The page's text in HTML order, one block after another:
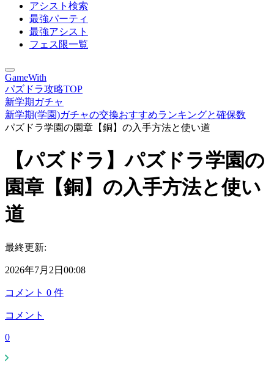
アシスト検索
最強パーティ
最強アシスト
フェス限一覧
GameWith
パズドラ攻略TOP
新学期ガチャ
新学期(学園)ガチャの交換おすすめランキングと確保数
パズドラ学園の園章【銅】の入手方法と使い道
【パズドラ】パズドラ学園の
園章【銅】の入手方法と使い
道
最終更新:
2026年7月2日00:08
コメント 0 件
コメント
0